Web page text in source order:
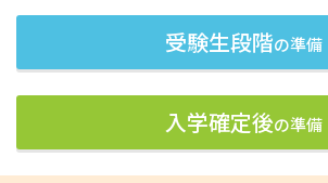
受験生段階の準備
入学確定後の準備